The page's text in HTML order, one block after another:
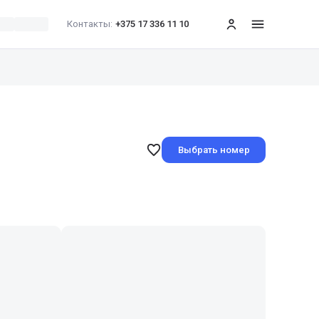
Контакты: +375 17 336 11 10 меню
Выбрать номер